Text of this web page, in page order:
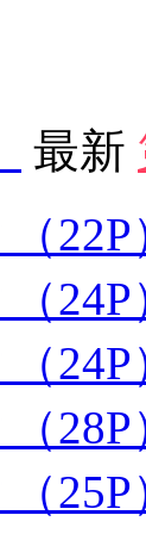
最新
（22P
（24P
（24P
（28P
（25P